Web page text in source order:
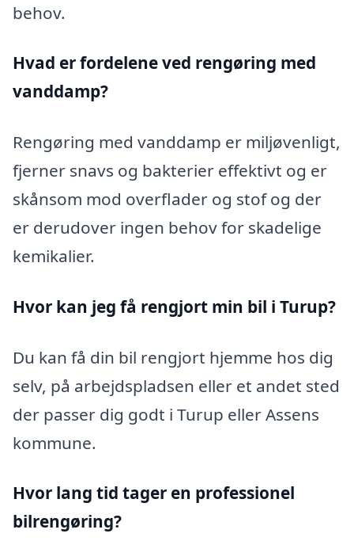
behov.
Hvad er fordelene ved rengøring med
vanddamp?
Rengøring med vanddamp er miljøvenligt,
fjerner snavs og bakterier effektivt og er
skånsom mod overflader og stof og der
er derudover ingen behov for skadelige
kemikalier.
Hvor kan jeg få rengjort min bil i Turup?
Du kan få din bil rengjort hjemme hos dig
selv, på arbejdspladsen eller et andet sted
der passer dig godt i Turup eller Assens
kommune.
Hvor lang tid tager en professionel
bilrengøring?